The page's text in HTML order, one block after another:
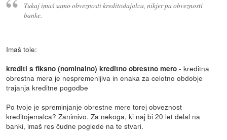
Tukaj imaš samo obveznosti kreditodajalca, nikjer pa obveznosti
banke.
Imaš tole:
krediti s fiksno (nominalno) kreditno obrestno mero - kreditna
obrestna mera je nespremenljiva in enaka za celotno obdobje
trajanja kreditne pogodbe
Po tvoje je spreminjanje obrestne mere torej obveznost
kreditojemalca? Zanimivo. Za nekoga, ki naj bi 20 let delal na
banki, imaš res čudne poglede na te stvari.